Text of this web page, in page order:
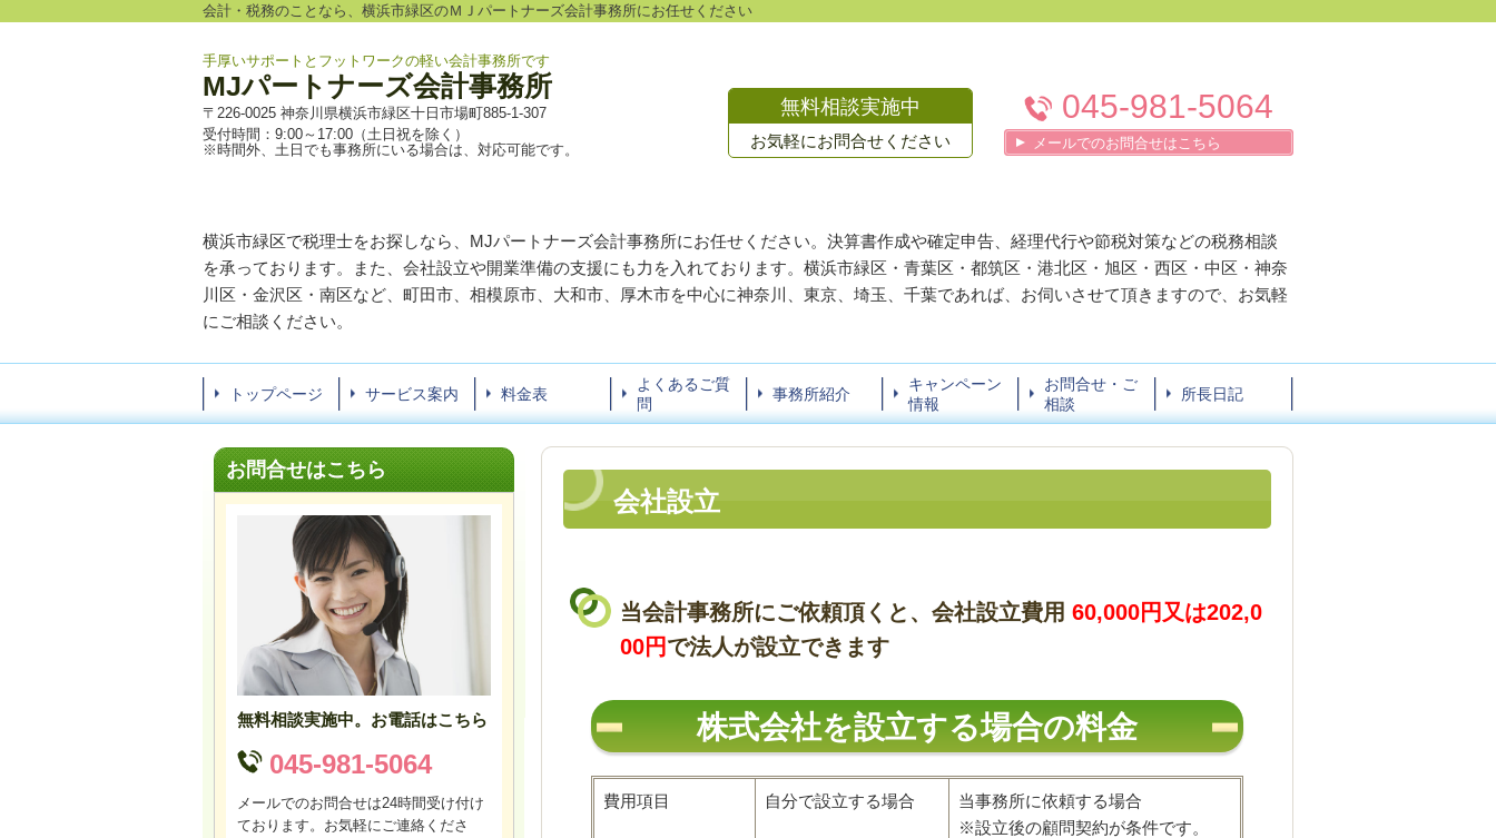
会計・税務のことなら、横浜市緑区のＭＪパートナーズ会計事務所にお任せください
手厚いサポートとフットワークの軽い会計事務所です
MJパートナーズ会計事務所
〒226-0025 神奈川県横浜市緑区十日市場町885-1-307
受付時間：9:00～17:00（土日祝を除く）
※時間外、土日でも事務所にいる場合は、対応可能です。
無料相談実施中
お気軽にお問合せください
045-981-5064
メールでのお問合せはこちら
横浜市緑区で税理士をお探しなら、MJパートナーズ会計事務所にお任せください。決算書作成や確定申告、経理代行や節税対策などの税務相談
を承っております。また、会社設立や開業準備の支援にも力を入れております。横浜市緑区・青葉区・都筑区・港北区・旭区・西区・中区・神奈
川区・金沢区・南区など、町田市、相模原市、大和市、厚木市を中心に神奈川、東京、埼玉、千葉であれば、お伺いさせて頂きますので、お気軽
にご相談ください。
トップページ サービス案内 料金表
よくあるご質
問
事務所紹介
キャンペーン
情報
お問合せ・ご
相談
所長日記
会社設立
当会計事務所にご依頼頂くと、会社設立費用 60,000円 又は202,0
00円で法人が設立できます
株式会社を設立する場合の料金
費用項目 自分で設立する場合
当事務所に依頼する場合
※設立後の顧問契約が条件です。
お問合せはこちら
無料相談実施中。お電話はこちら
045-981-5064
メールでのお問合せは24時間受け付け
ております。お気軽にご連絡くださ